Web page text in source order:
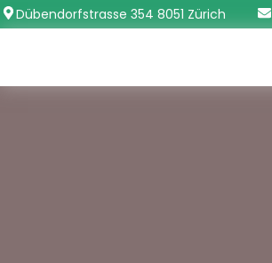
Skip
to
Dübendorfstrasse 354 8051 Zürich